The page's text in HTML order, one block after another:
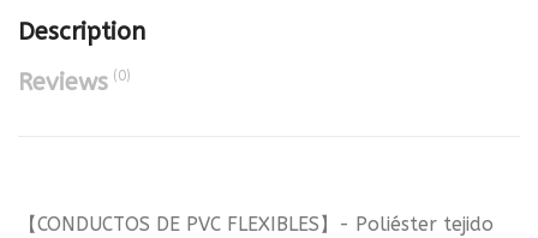
Description
Reviews(0)
【CONDUCTOS DE PVC FLEXIBLES】- Poliéster tejido